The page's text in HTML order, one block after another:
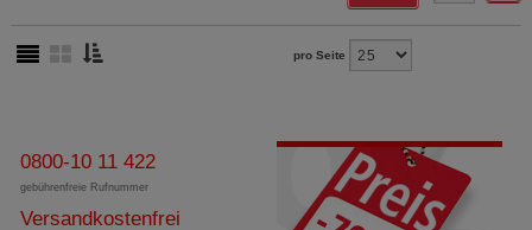
pro Seite
0800-10 11 422
gebührenfreie Rufnummer
Versandkostenfrei